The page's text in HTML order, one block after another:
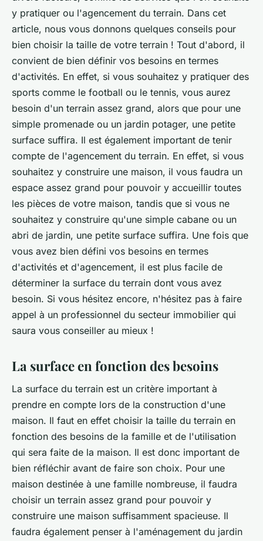
y pratiquer ou l'agencement du terrain. Dans cet
article, nous vous donnons quelques conseils pour
bien choisir la taille de votre terrain ! Tout d'abord, il
convient de bien définir vos besoins en termes
d'activités. En effet, si vous souhaitez y pratiquer des
sports comme le football ou le tennis, vous aurez
besoin d'un terrain assez grand, alors que pour une
simple promenade ou un jardin potager, une petite
surface suffira. Il est également important de tenir
compte de l'agencement du terrain. En effet, si vous
souhaitez y construire une maison, il vous faudra un
espace assez grand pour pouvoir y accueillir toutes
les pièces de votre maison, tandis que si vous ne
souhaitez y construire qu'une simple cabane ou un
abri de jardin, une petite surface suffira. Une fois que
vous avez bien défini vos besoins en termes
d'activités et d'agencement, il est plus facile de
déterminer la surface du terrain dont vous avez
besoin. Si vous hésitez encore, n'hésitez pas à faire
appel à un professionnel du secteur immobilier qui
saura vous conseiller au mieux !
La surface en fonction des besoins
La surface du terrain est un critère important à
prendre en compte lors de la construction d'une
maison. Il faut en effet choisir la taille du terrain en
fonction des besoins de la famille et de l'utilisation
qui sera faite de la maison. Il est donc important de
bien réfléchir avant de faire son choix. Pour une
maison destinée à une famille nombreuse, il faudra
choisir un terrain assez grand pour pouvoir y
construire une maison suffisamment spacieuse. Il
faudra également penser à l'aménagement du jardin